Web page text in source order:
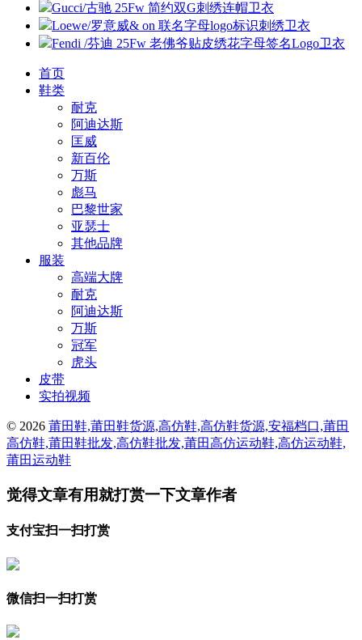
Gucci/古驰 25Fw 简约双G刺绣连帽卫衣
Loewe/罗意威& on 联名字母logo标识刺绣卫衣
Fendi /芬迪 25Fw 老佛爷贴皮绣花字母签名Logo卫衣
首页
鞋类
耐克
阿迪达斯
匡威
新百伦
万斯
彪马
巴黎世家
亚瑟士
其他品牌
服装
高端大牌
耐克
阿迪达斯
万斯
冠军
虎头
皮带
实拍视频
© 2026 莆田鞋,莆田鞋货源,高仿鞋,高仿鞋货源,安福档口,莆田
高仿鞋,莆田鞋批发,高仿鞋批发,莆田高仿运动鞋,高仿运动鞋,
莆田运动鞋
觉得文章有用就打赏一下文章作者
支付宝扫一扫打赏
微信扫一扫打赏